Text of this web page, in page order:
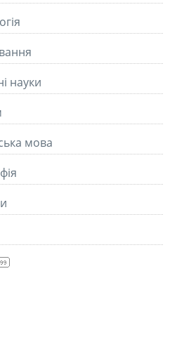
науки
мова